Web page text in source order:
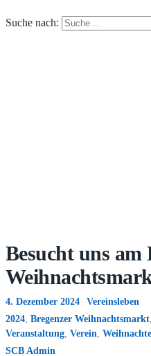
Suche nach:
Besucht uns am
4. Dezember 2024
Vereinsleben
2024 Bregenzer Weihnachtsmarkt
Veranstaltung Verein
SCB Admin